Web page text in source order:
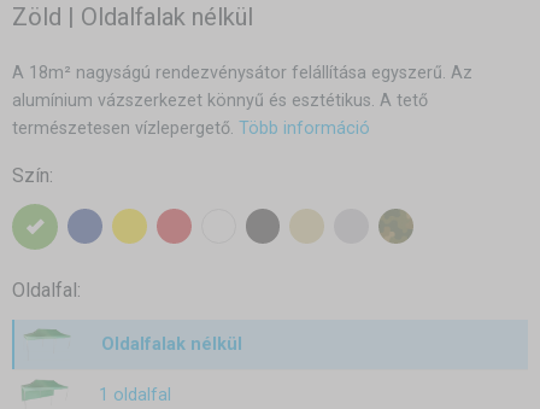
Zöld | Oldalfalak nélkül
A 18m² nagyságú rendezvénysátor felállítása egyszerű. Az
alumínium vázszerkezet könnyű és esztétikus. A tető
természetesen vízlepergető. Több információ
Szín:
Oldalfal:
Oldalfalak nélkül
1 oldalfal